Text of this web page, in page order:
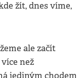
žít, dnes víme,
ale začít
než
jediným chodem